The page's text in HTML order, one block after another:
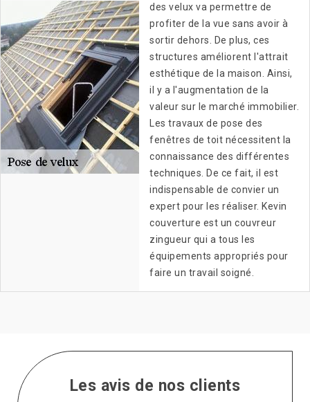
des velux va permettre de
profiter de la vue sans avoir à
sortir dehors. De plus, ces
structures améliorent l'attrait
esthétique de la maison. Ainsi,
il y a l'augmentation de la
valeur sur le marché immobilier.
Les travaux de pose des
fenêtres de toit nécessitent la
connaissance des différentes
techniques. De ce fait, il est
indispensable de convier un
expert pour les réaliser. Kevin
couverture est un couvreur
zingueur qui a tous les
équipements appropriés pour
faire un travail soigné.
Les avis de nos clients